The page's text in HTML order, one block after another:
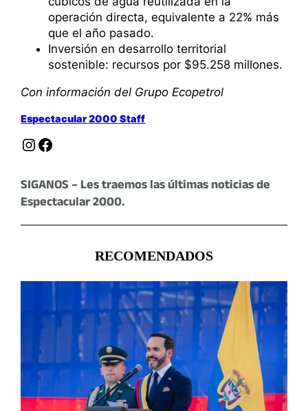
operación directa, equivalente a 22% más
que el año pasado.
Inversión en desarrollo territorial
sostenible: recursos por $95.258 millones.
Con información del Grupo Ecopetrol
Espectacular 2000 Staff
Instagram Facebook
SIGANOS – Les traemos las últimas noticias de
Espectacular 2000.
RECOMENDADOS